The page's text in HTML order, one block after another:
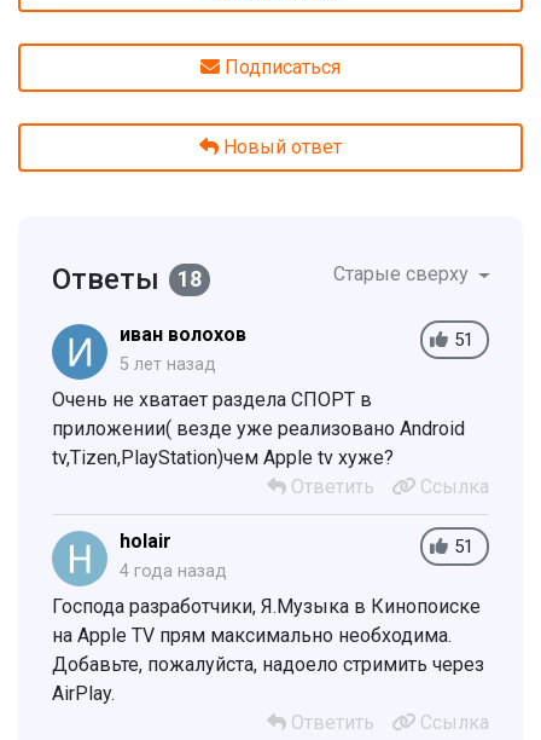
Подписаться
Новый ответ
Ответы 18 Старые сверху
51
иван волохов
5 лет назад
Очень не хватает раздела СПОРТ в
приложении( везде уже реализовано Android
tv,Tizen,PlayStation)чем Apple tv хуже?
Ответить
Ссылка
51
holair
4 года назад
Господа разработчики, Я.Музыка в Кинопоиске
на Apple TV прям максимально необходима.
Добавьте, пожалуйста, надоело стримить через
AirPlay.
Ответить
Ссылка